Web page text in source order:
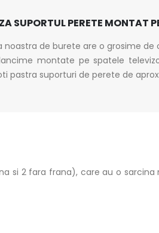
SUPORTUL PERETE MONTAT
noastra de burete are o grosime
montate pe spatele
pastra suporturi de perete de
si 2 fara frana), care au o sarcina